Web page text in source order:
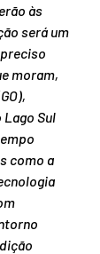
às
será um
moram,
Sul
como a